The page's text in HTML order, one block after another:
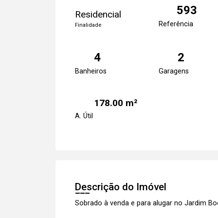
Residencial
Finalidade
593
Referência
4
Banheiros
2
Garagens
178.00 m²
A. Útil
Descrição do Imóvel
Sobrado à venda e para alugar no Jardim